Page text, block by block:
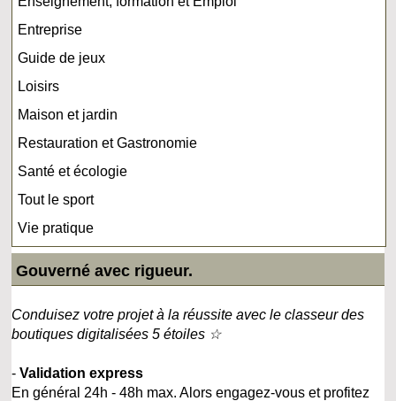
Entreprise
Guide de jeux
Loisirs
Maison et jardin
Restauration et Gastronomie
Santé et écologie
Tout le sport
Vie pratique
Gouverné avec rigueur.
Conduisez votre projet à la réussite avec le classeur des
boutiques digitalisées 5 étoiles ☆
-Validation express
En général 24h - 48h max. Alors engagez-vous et profitez